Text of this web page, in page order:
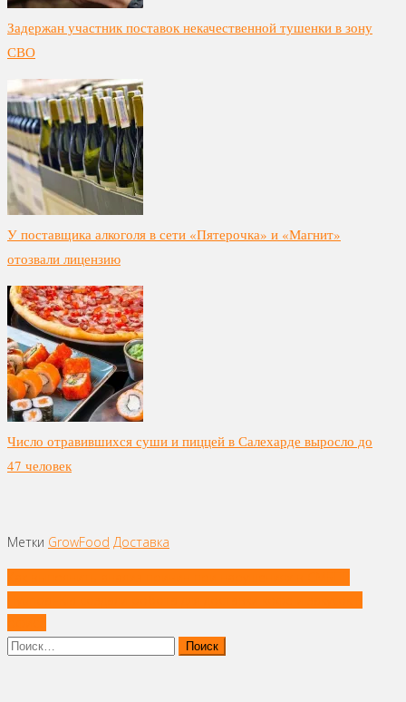
Задержан участник поставок некачественной тушенки в зону
СВО
У поставщика алкоголя в сети «Пятерочка» и «Магнит»
отозвали лицензию
Число отравившихся суши и пиццей в Салехарде выросло до
47 человек
Метки GrowFood Доставка
Найти: